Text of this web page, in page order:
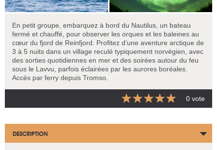
En petit groupe, embarquez à bord du Nautilus, un bateau
fermé et chauffé, pour observer les orques et les baleines au
cœur du fjord de Reinfjord. Profitez d’une aventure arctique de
3 à 5 nuits dans un village reculé typiquement norvégien, avec
des sorties quotidiennes en mer et des soirées autour du feu
sous le Lavvu, parfois éclairées par les aurores boréales.
Accès par ferry depuis Tromso.
0 vote
DESCRIPTION